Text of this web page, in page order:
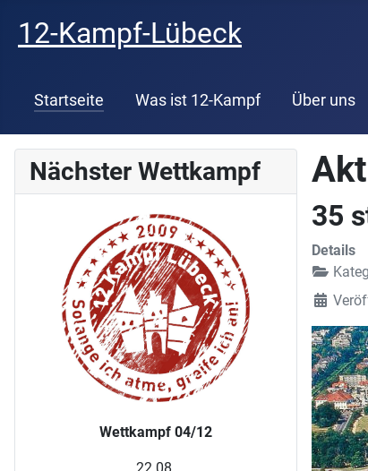
12-Kampf-Lübeck
Startseite Was ist 12-Kampf Über uns
Nächster Wettkampf
Wettkampf 04/12
22.08.
35
Details